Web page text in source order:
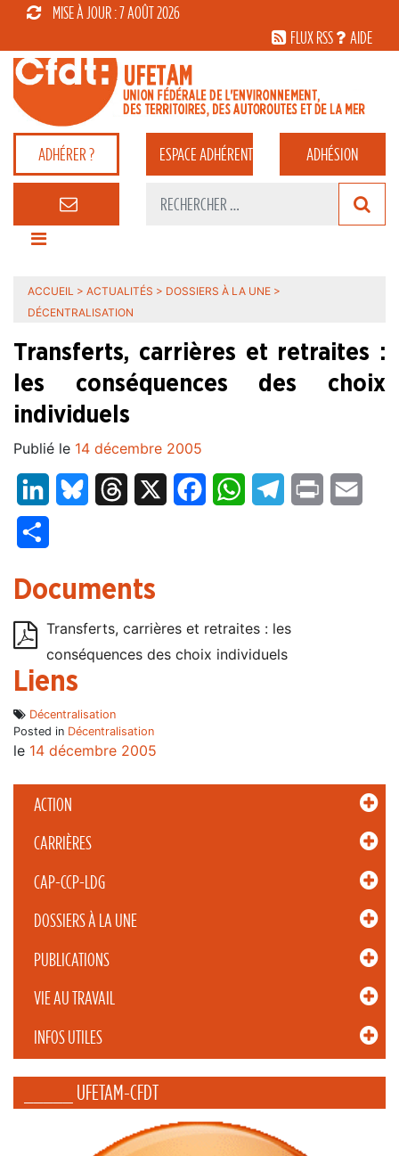
MISE À JOUR : 7 AOÛT 2026
FLUX RSS
AIDE
ADHÉRER ? ESPACEADHÉRENT ADHÉSION
ACTION
CARRIÈRES
CAP-CCP-LDG
DOSSIERS À LA UNE
PUBLICATIONS
VIE AU TRAVAIL
INFOS UTILES
_____ UFETAM-CFDT
ACCUEIL > ACTUALITÉS > DOSSIERS À LA UNE >
DÉCENTRALISATION
Transferts, carrières et retraites :
les conséquences des choix
individuels
Publié le 14 décembre 2005
LinkedInBluesky Threads FacebookWhatsAppTelegram
Print
Documents
Transferts, carrières et retraites : les
conséquences des choix individuels
Liens
Décentralisation
Posted in Décentralisation
le 14 décembre 2005